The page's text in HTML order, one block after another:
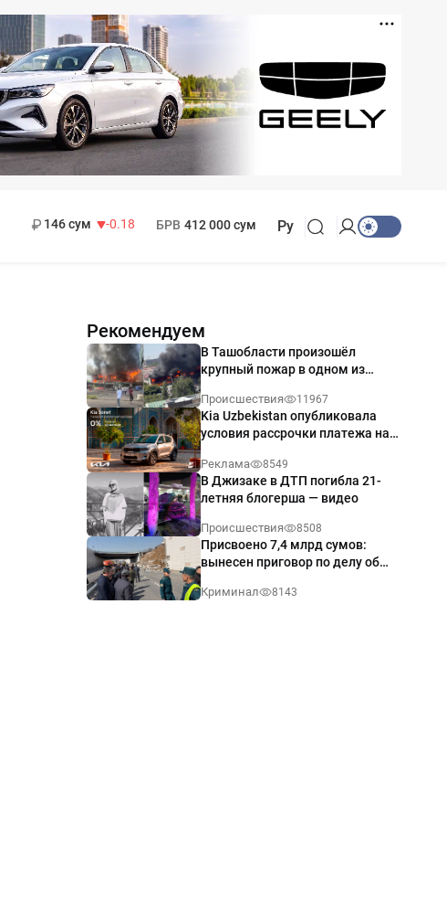
146 сум
-0.18
БРВ 412 000 сум Ру
Рекомендуем
В Ташобласти произошёл
крупный пожар в одном из
Происшествия 11967
Kia Uzbekistan опубликовала
условия рассрочки платежа на
годовых
Реклама 8549
В Джизаке в ДТП погибла 21-
летняя блогерша — видео
Происшествия 8508
Присвоено 7,4 млрд сумов:
вынесен приговор по делу об
Ташкенте
Криминал 8143